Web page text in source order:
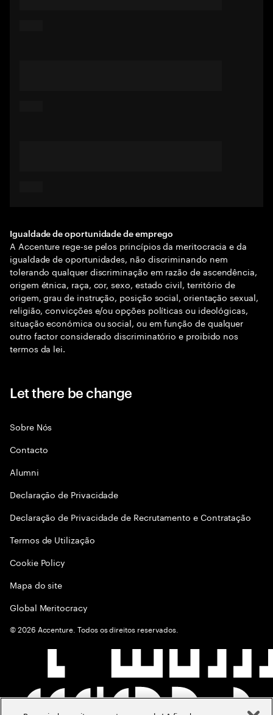
Igualdade de oportunidade de emprego
A Accenture rege-se pelos princípios da meritocracia e da
igualdade de oportunidades, não discriminando nem
tolerando qualquer discriminação em razão de ascendência,
origem étnica, raça, cor, sexo, estado civil, território de
origem, grau de instrução, posição social, orientação sexual,
religião, convicções e/ou opções políticas ou ideológicas,
situação económica ou social, ou em função de qualquer
outro factor considerado discriminatório e proibido nos
termos da lei.
Let there be change
Sobre Nós
Contacto
Alumni
Declaraçāo de Privacidade
Declaração de Privacidade de Recrutamento e Contratação
Termos de Utilização
Cookie Policy
Mapa do site
Global Meritocracy
©2026 Accenture. Todos os direitos reservados.